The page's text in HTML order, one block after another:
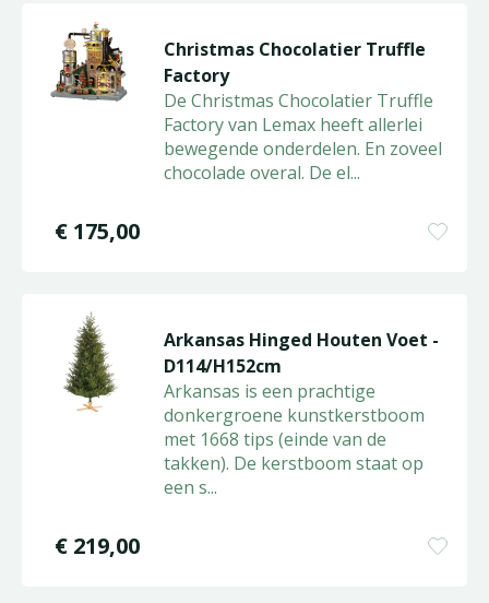
Christmas Chocolatier Truffle
Factory
De Christmas Chocolatier Truffle
Factory van Lemax heeft allerlei
bewegende onderdelen. En zoveel
chocolade overal. De el...
€ 175,00
Arkansas Hinged Houten Voet -
D114/H152cm
Arkansas is een prachtige
donkergroene kunstkerstboom
met 1668 tips (einde van de
takken). De kerstboom staat op
een s...
€ 219,00